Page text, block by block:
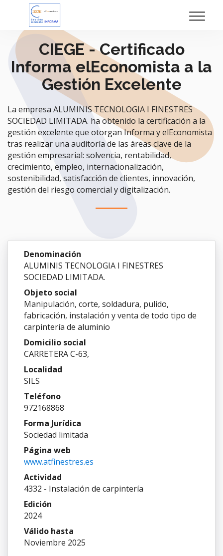
CIEGE - Certificado
Informa elEconomista a la
Gestión Excelente
La empresa ALUMINIS TECNOLOGIA I FINESTRES
SOCIEDAD LIMITADA. ha obtenido la certificación a la
gestión excelente que otorgan Informa y elEconomista
tras realizar una auditoría de las áreas clave de la
gestión empresarial: solvencia, rentabilidad,
crecimiento, empleo, internacionalización,
sostenibilidad, satisfacción de clientes, innovación,
gestión del riesgo comercial y digitalización.
Denominación
ALUMINIS TECNOLOGIA I FINESTRES
SOCIEDAD LIMITADA.
Objeto social
Manipulación, corte, soldadura, pulido,
fabricación, instalación y venta de todo tipo de
carpintería de aluminio
Domicilio social
CARRETERA C-63,
Localidad
SILS
Teléfono
972168868
Forma Jurídica
Sociedad limitada
Página web
www.atfinestres.es
Actividad
4332 - Instalación de carpintería
Edición
2024
Válido hasta
Noviembre 2025